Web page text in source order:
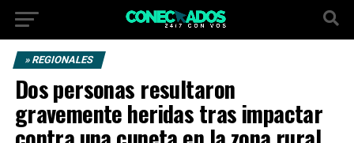
» REGIONALES
Dos personas resultaron
gravemente heridas tras impactar